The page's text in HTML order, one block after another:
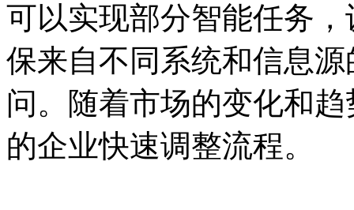
可以实现部分智能任务
保来自不同系统和信息
问。随着市场的变化和
的企业快速调整流程。